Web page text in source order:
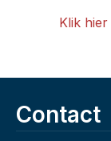
Klik hier
Contact